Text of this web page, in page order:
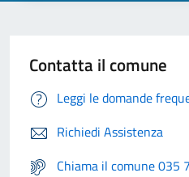
Contatta il comune
Leggi le domande
Richiedi Assistenza
Chiama il comune 035